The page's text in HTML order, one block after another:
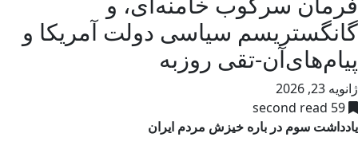
گانگستریسم سیاسی دولت آمریکا و
پیام‌های‌آن-تقی روزبه
ژانویه 23, 2026
59 second read
یادداشت سوم در باره خیزش مردم ایران